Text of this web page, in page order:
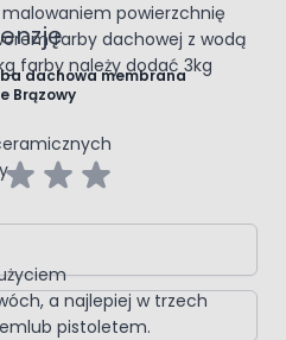
powierzchnię
farby dachowej z wodą
farby należy dodać 3kg
a najlepiej w trzech
pistoletem.
dachowa membrana
Brązowy